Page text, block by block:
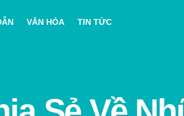
VĂN HÓA TIN TỨC